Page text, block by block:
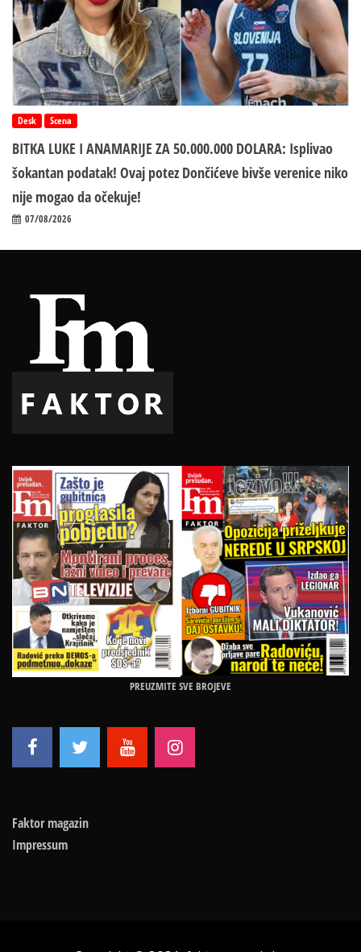
Desk Scena
BITKA LUKE I ANAMARIJE ZA 50.000.000 DOLARA: Isplivao
šokantan podatak! Ovaj potez Dončićeve bivše verenice niko
nije mogao da očekuje!
07/08/2026
PREUZMITE SVE BROJEVE
Faktor magazin
Impressum